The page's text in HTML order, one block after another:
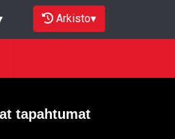
Arkisto▾
tapahtumat